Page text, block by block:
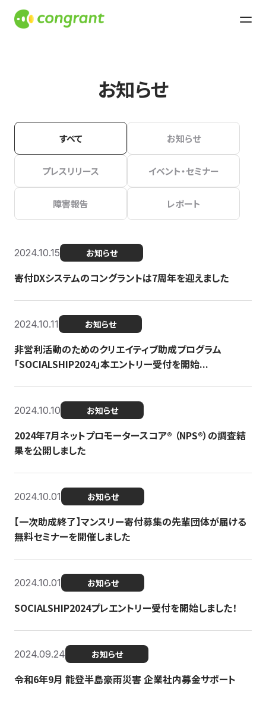
お知らせ
すべて お知らせ
プレスリリース イベント・セミナー
障害報告 レポート
2024.10.15 お知らせ
寄付DXシステムのコングラントは7周年を迎えました
2024.10.11 お知らせ
非営利活動のためのクリエイティブ助成プログラム
「SOCIALSHIP2024」本エントリー受付を開始...
2024.10.10 お知らせ
2024年7月ネットプロモータースコア®︎ （NPS®︎）の調査結
果を公開しました
2024.10.01 お知らせ
【一次助成終了】マンスリー寄付募集の先輩団体が届ける
無料セミナーを開催しました
2024.10.01 お知らせ
SOCIALSHIP2024プレエントリー受付を開始しました！
2024.09.24 お知らせ
令和6年9月 能登半島豪雨災害 企業社内募金サポート